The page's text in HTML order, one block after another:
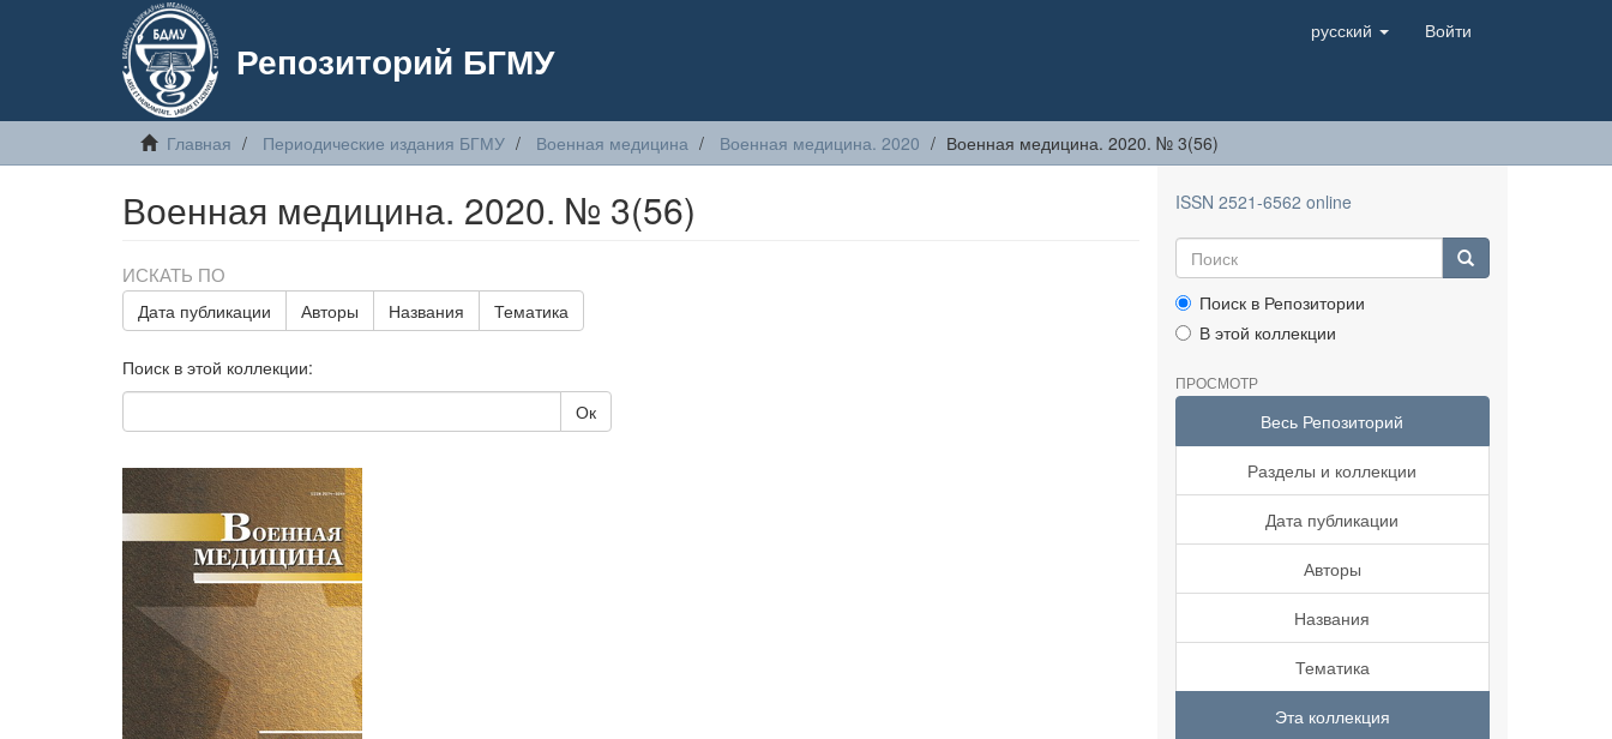
Репозиторий БГМУ
русский Войти
Главная Периодические издания БГМУ Военная медицина Военная медицина. 2020 Военная медицина. 2020. № 3(56)
Военная медицина. 2020. № 3(56)
ИСКАТЬ ПО
Дата публикации Авторы Названия Тематика
Поиск в этой коллекции:
Ок
ISSN 2521-6562 online
Поиск в Репозитории
В этой коллекции
ПРОСМОТР
Весь Репозиторий
Разделы и коллекции
Дата публикации
Авторы
Названия
Тематика
Эта коллекция